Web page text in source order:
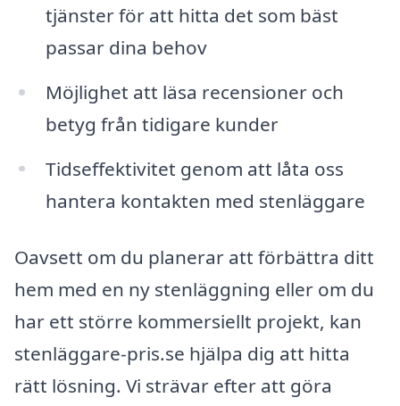
tjänster för att hitta det som bäst
passar dina behov
Möjlighet att läsa recensioner och
betyg från tidigare kunder
Tidseffektivitet genom att låta oss
hantera kontakten med stenläggare
Oavsett om du planerar att förbättra ditt
hem med en ny stenläggning eller om du
har ett större kommersiellt projekt, kan
stenläggare-pris.se hjälpa dig att hitta
rätt lösning. Vi strävar efter att göra